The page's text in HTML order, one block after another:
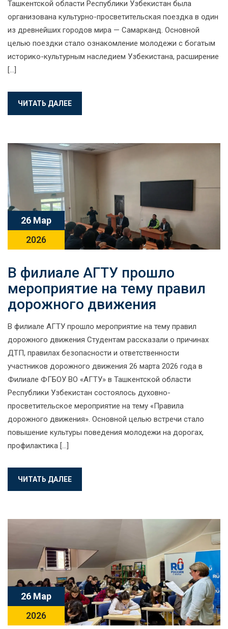
Ташкентской области Республики Узбекистан была
организована культурно-просветительская поездка в один
из древнейших городов мира — Самарканд. Основной
целью поездки стало ознакомление молодежи с богатым
историко-культурным наследием Узбекистана, расширение
[…]
ЧИТАТЬ ДАЛЕЕ
26 Мар
2026
В филиале АГТУ прошло
мероприятие на тему правил
дорожного движения
В филиале АГТУ прошло мероприятие на тему правил
дорожного движения Студентам рассказали о причинах
ДТП, правилах безопасности и ответственности
участников дорожного движения 26 марта 2026 года в
Филиале ФГБОУ ВО «АГТУ» в Ташкентской области
Республики Узбекистан состоялось духовно-
просветительское мероприятие на тему «Правила
дорожного движения». Основной целью встречи стало
повышение культуры поведения молодежи на дорогах,
профилактика […]
ЧИТАТЬ ДАЛЕЕ
26 Мар
2026